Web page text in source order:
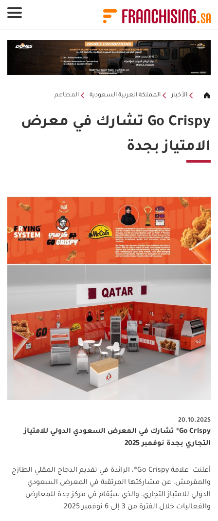
الأخبار المملكة العربية السعودية المطاعم
Go Crispy تشارك في معرض
الامتياز بجدة
20.10.2025
Go Crispy® تشارك في المعرض السعودي الدولي للامتياز
التجاري بجدة نوفمبر 2025
أعلنت علامة
، الرائدة في تقديم الدجاج المقلي الطازج
والمقرمش، عن مشاركتها المرتقبة في المعرض السعودي
الدولي للامتياز التجاري، والذي سيُقام في مركز جدة للمعارض
والفعاليات خلال الفترة من 3 إلى 6 نوفمبر 2025 .
لوحة إدارة ملفات تعريف الارتباط